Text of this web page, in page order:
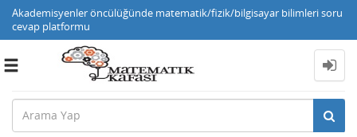
Akademisyenler öncülüğünde matematik/fizik/bilgisayar bilimleri soru
cevap platformu
Toggle